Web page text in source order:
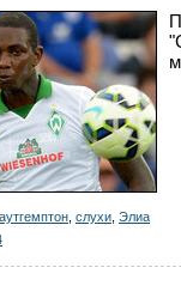
слухи Элиа